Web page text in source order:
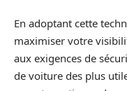
En adoptant cette
maximiser votre
aux exigences de
de voiture des plus